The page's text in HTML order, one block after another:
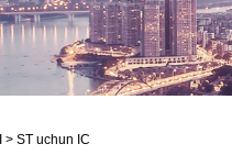
> ST uchun IC